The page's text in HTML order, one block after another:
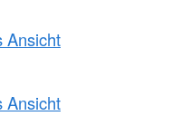
Ansicht
Ansicht